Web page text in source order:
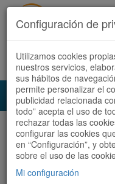
Accedeix Registra't
Audioruta Totes les rutes
Totes les rutes
Configuración de
Utilizamos cookies
nuestros servicios,
sus hábitos de
permite personalizar el
publicidad relacionada
todo” acepta el uso de
rechazar todas las
configurar las cookies
en “Configuración”, y
sobre el uso de las
Mi configuración